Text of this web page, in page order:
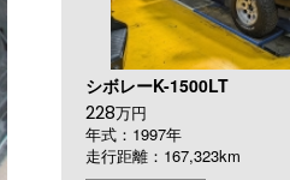
シボレーK-1500LT
228万円
年式：1997年
走行距離：167,323km